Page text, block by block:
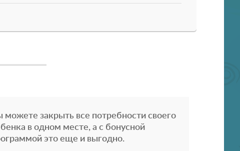
можете закрыть все потребности своего
в одном месте, а с бонусной
это еще и выгодно.